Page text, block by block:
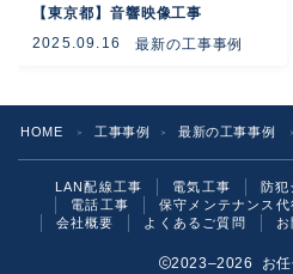
よくあるご質問
【東京都】音響映像工事
2025.09.16 最新の工事事例
HOME ＞ 工事事例 ＞ 最新の工事事例 ＞
LAN配線工事 電気工事 防
電話工事
保守メンテナンス代
会社概要
よくあるご質問
2023–2026 お任